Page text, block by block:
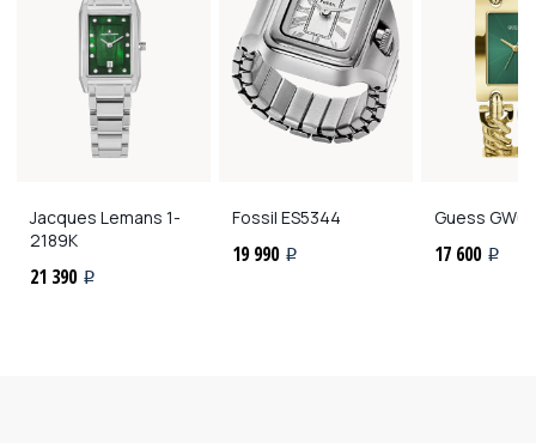
Jacques Lemans 1-
2189K
21 390 i
Fossil ES5344
19 990 i
Guess
17 600 i